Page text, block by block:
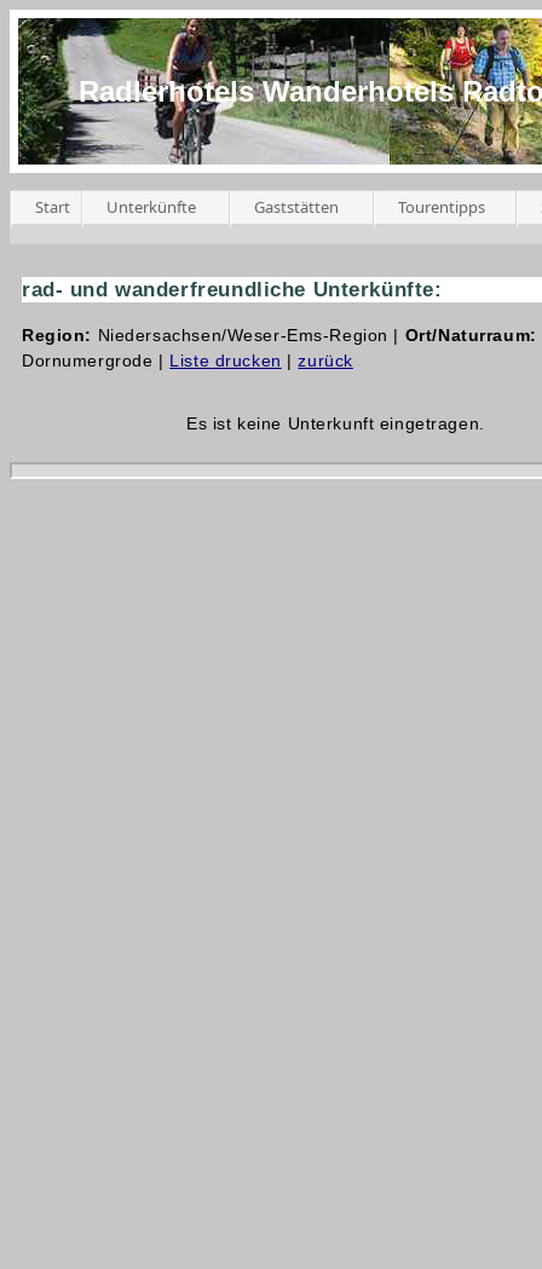
Radlerhotels Wanderhotels
Start Unterkünfte Gaststätten Tourentipps
rad- und wanderfreundliche Unterkünfte:
Region: Niedersachsen/Weser-Ems-Region | Ort/Naturraum:
Dornumergrode | Liste drucken |zurück
Es ist keine Unterkunft eingetragen.